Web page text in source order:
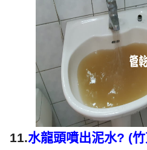
及異物沖出來，沒想到洗出
相當噁心，約一分鐘後，出
影片，鄭小姐 驚訝的說，
麼多髒東西? 如是自來水，
跟泥沙堆積
11.水龍頭噴出泥水? (